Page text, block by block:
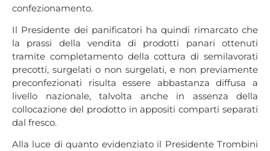
confezionamento.
Il Presidente dei panificatori ha quindi rimarcato che
la prassi della vendita di prodotti panari ottenuti
tramite completamento della cottura di semilavorati
precotti, surgelati o non surgelati, e non previamente
preconfezionati risulta essere abbastanza diffusa a
livello nazionale, talvolta anche in assenza della
collocazione del prodotto in appositi comparti separati
dal fresco.
Alla luce di quanto evidenziato il Presidente Trombini